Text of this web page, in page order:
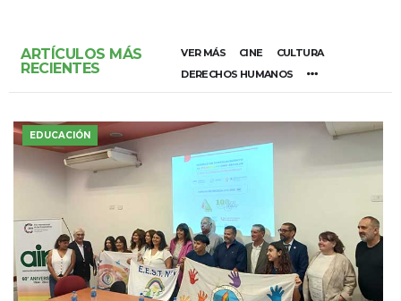
ARTÍCULOS MÁS
RECIENTES
VER MÁS CINE
CULTURA
DERECHOS HUMANOS
EDUCACIÓN